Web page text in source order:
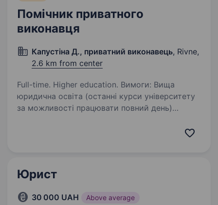
Помічник приватного
виконавця
Капустіна Д., приватний виконавець, Rivne,
2.6 km from center
Full-time. Higher education. Вимоги: Вища
юридична освіта (останні курси університету
за можливості працювати повний день)
Юрист
30 000 UAH Above average